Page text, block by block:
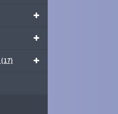
(17)